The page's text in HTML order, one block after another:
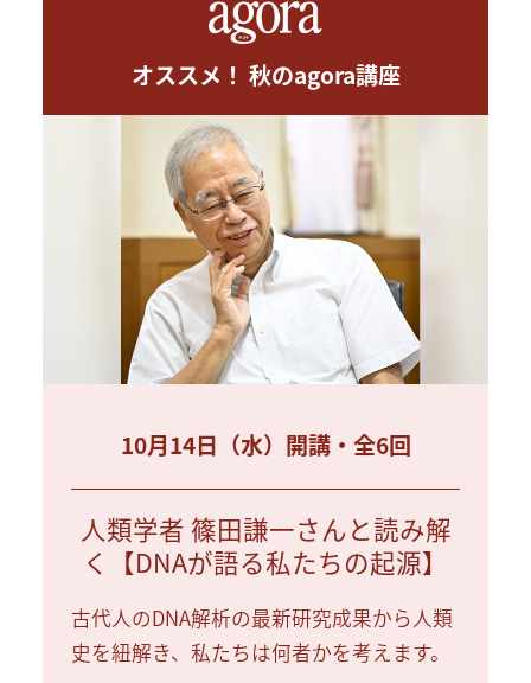
オススメ！ 秋のagora講座
10月14日（水）開講・全6回
人類学者 篠田謙一さんと読み解
く【DNAが語る私たちの起源】
古代人のDNA解析の最新研究成果から人類
史を紐解き、私たちは何者かを考えます。